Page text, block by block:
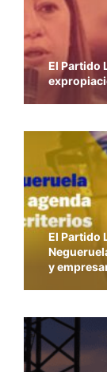
El Partido
El Partido
y